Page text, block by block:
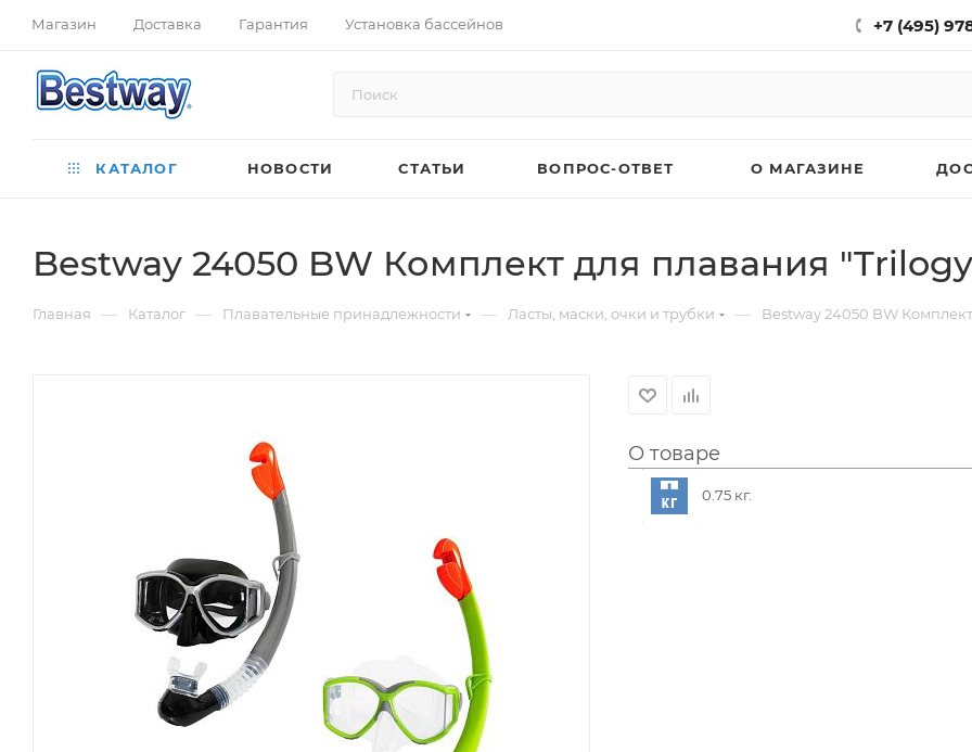
Магазин Доставка Гарантия Установка бассейнов +7 (495)
КАТАЛОГ НОВОСТИ СТАТЬИ ВОПРОС-ОТВЕТ О МАГАЗИНЕ
Bestway 24050 BW Комплект для плавания
Главная — Каталог — Плавательные принадлежности — Ласты, маски, очки и трубки — Bestway 24050 BW
О товаре
0.75 кг.